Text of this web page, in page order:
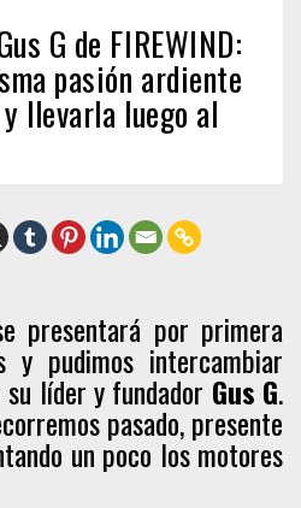
G de FIREWIND:
pasión ardiente
llevarla luego al
presentará por primera
pudimos intercambiar
líder y fundador Gus G.
pasado, presente
un poco los motores